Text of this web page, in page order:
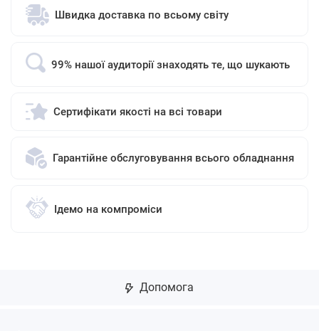
Швидка доставка по всьому світу
99% нашої аудиторії знаходять те, що шукають
Сертифікати якості на всі товари
Гарантійне обслуговування всього обладнання
Ідемо на компроміси
Допомога